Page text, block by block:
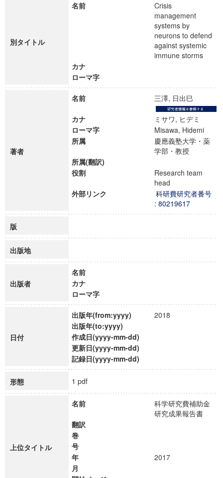
別タイトル
名前
Crisis
management
systems by
neurons to defend
against systemic
immune storms
カナ
ローマ字
著者
名前 三澤, 日出巳
カナ
ミサワ, ヒデミ
ローマ字
Misawa, Hidemi
所属
慶應義塾大学・薬
学部・教授
所属(翻訳)
役割
Research team
head
外部リンク
科研費研究者番号
: 80219617
版
出版地
出版者
名前
カナ
ローマ字
日付
出版年(from:yyyy)
2018
出版年(to:yyyy)
作成日(yyyy-mm-dd)
更新日(yyyy-mm-dd)
記録日(yyyy-mm-dd)
形態 1 pdf
上位タイトル
名前
科学研究費補助金
研究成果報告書
翻訳
巻
号
年
2017
月